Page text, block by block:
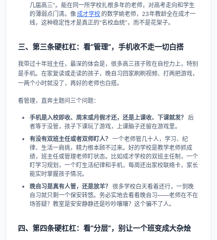
几届高三”。能在同一所学校扎根多年的老师，对高考走向和学生
的薄弱点门清。像成才学校 的数学姚老师，23年教龄全在成才一
线，这种稳定性才是真正的“名校血统”，而不是花架子。
三、第三条硬杠杠：看“管理”，手机收不走一切白搭
我带过十年班主任，最深的体会是，很多高三孩子败在自控力上，特别
是手机。在家复读或走读的孩子，晚自习回家刷刷视频、打两把游戏，
一两个小时就没了，再好的老师也白搭。
看管理，直奔主题问三个问题：
手机是入校即收、周末或月假才还，还是上课收、下课就发？ 后
者等于没管，孩子下课玩了游戏，上课脑子还留在游戏里。
有没有双班主任或者双师盯人？ 一个老师管几十人，学习、纪
律、生活一肩挑，精力根本顾不过来。好的学校是教学老师抓成
绩，班主任或管理老师盯状态。比如成才学校的双班主任制，一个
盯学习规划，一个盯生活纪律和手机，每周还出家校联络卡，家长
能实时掌握孩子情况。
晚自习是真有人管，还是放羊？ 很多学校白天看着还行，一到晚
自习就只剩一个保安转悠。务必实地去看看晚自习——老师在不在
场答疑？教室是安安静静还是吵吵嚷嚷？这个骗不了人。
四、第四条硬杠杠：看“分层”，别让一个班变成大杂烩